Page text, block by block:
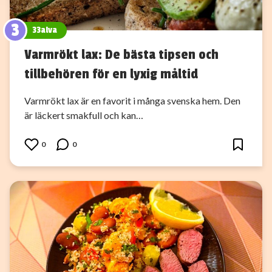
3 33alva
Varmrökt lax: De bästa tipsen och
tillbehören för en lyxig måltid
Varmrökt lax är en favorit i många svenska hem. Den
är läckert smakfull och kan…
0 0